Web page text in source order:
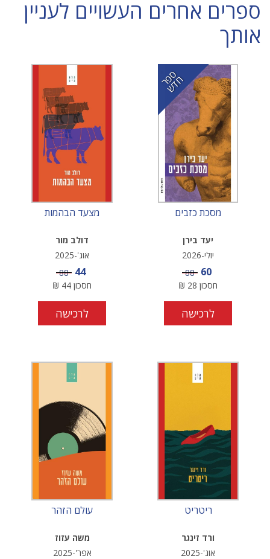
ספרים אחרים העשויים לעניין
אותך
ס
פ
ר
ח
ד
ש
מסכת כזבים
יעד בירן
יולי-2026
מחיר מבצע
60 מחיר
88
חסכון 28
₪
לרכישה
מצעד הבהמות
דולב מור
אוג'-2025
מחיר מבצע
44 מחיר
88
חסכון 44
₪
לרכישה
ריטריט
ורד זינגר
אוג'-2025
עולם הזהר
משה עזוז
אפר'-2025